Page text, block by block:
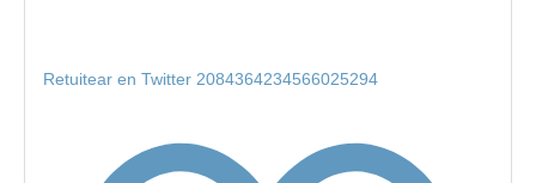
Retuitear en Twitter 2084364234566025294